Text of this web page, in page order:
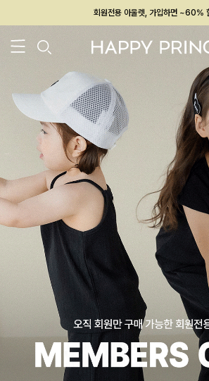
회원전용 아울렛, 가입하면 ~60%
멤버십 최대 28,000원 혜택
26SS 신상 BEST BABY[6~12M] 아